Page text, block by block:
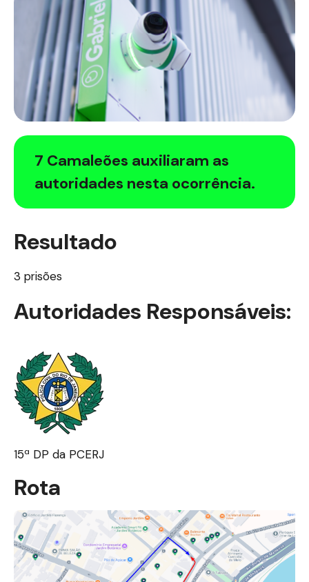
7 Camaleões auxiliaram as
autoridades nesta ocorrência.
Resultado
3 prisões
Autoridades Responsáveis:
15ª DP da PCERJ
Rota